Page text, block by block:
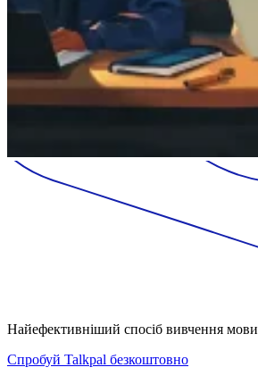
Найефективніший спосіб вивчення мови
Спробуй Talkpal безкоштовно